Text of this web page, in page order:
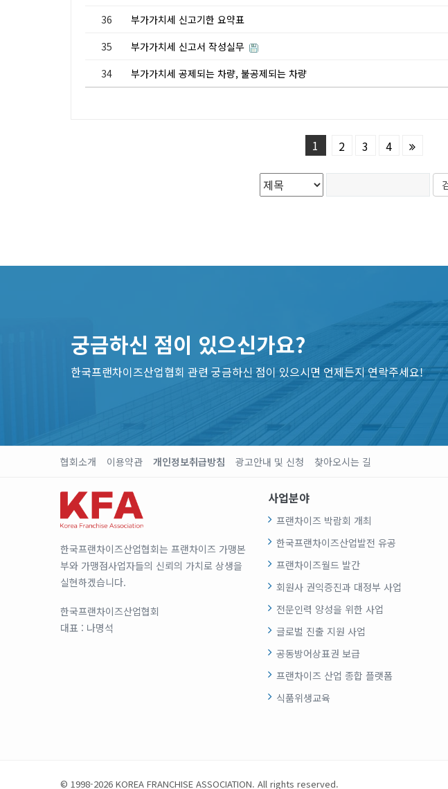
36
부가가치세 신고기한 요약표
35
부가가치세 신고서 작성실무
34
부가가치세 공제되는 차량, 불공제되는 차량
1 2 3 4
궁금하신 점이 있으신가요?
한국프랜차이즈산업협회 관련 궁금하신 점이 있으시면 언제든지 연락주세요!
협회소개 이용약관 개인정보취급방침 광고안내 및 신청 찾아오시는 길
한국프랜차이즈산업협회는 프랜차이즈 가맹본
부와 가맹점사업자들의 신뢰의 가치로 상생을
실현하겠습니다.
한국프랜차이즈산업협회
대표 : 나명석
사업분야
프랜차이즈 박람회 개최
한국프랜차이즈산업발전 유공
프랜차이즈월드 발간
회원사 권익증진과 대정부 사업
전문인력 양성을 위한 사업
글로벌 진출 지원 사업
공동방어상표권 보급
프랜차이즈 산업 종합 플랫폼
식품위생교육
© 1998-2026 KOREA FRANCHISE ASSOCIATION. All rights reserved.